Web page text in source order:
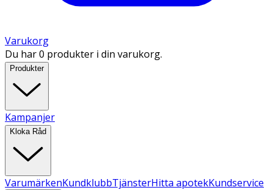
Varukorg
Du har 0 produkter i din varukorg.
Produkter
Kampanjer
Kloka Råd
VarumärkenKundklubbTjänsterHitta apotekKundservice